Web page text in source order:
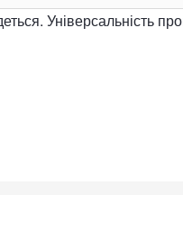
Універсальність